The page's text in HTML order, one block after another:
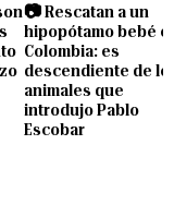
📷 Rescatan a un
hipopótamo bebé
Colombia: es
descendiente de
animales que
introdujo Pablo
Escobar